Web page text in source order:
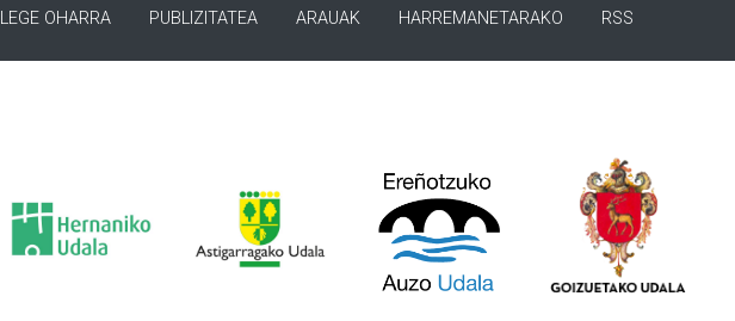
LEGE OHARRA PUBLIZITATEA ARAUAK HARREMANETARAKO RSS